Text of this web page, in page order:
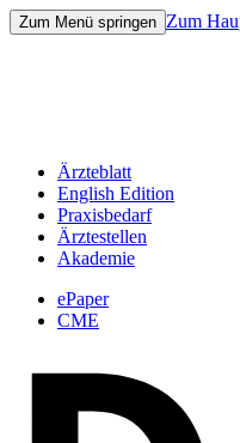
Zum Menü springen Zum
Ärzteblatt
English Edition
Praxisbedarf
Ärztestellen
Akademie
ePaper
CME